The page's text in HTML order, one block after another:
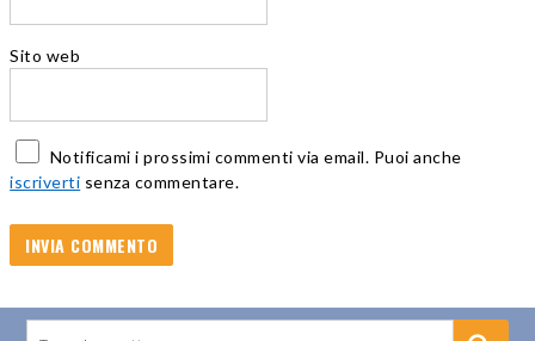
Sito web
Notificami i prossimi commenti via email. Puoi anche
iscriverti senza commentare.